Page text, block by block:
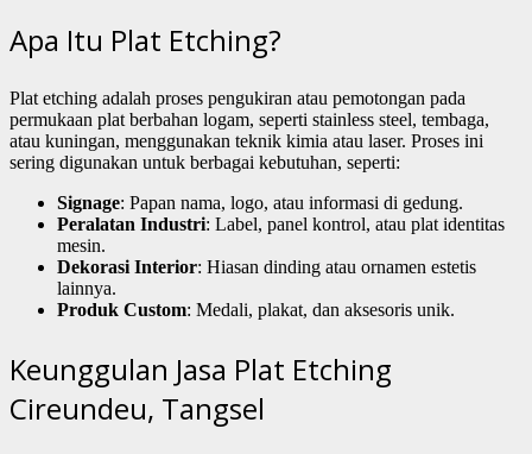
Apa Itu Plat Etching?
Plat etching adalah proses pengukiran atau pemotongan pada
permukaan plat berbahan logam, seperti stainless steel, tembaga,
atau kuningan, menggunakan teknik kimia atau laser. Proses ini
sering digunakan untuk berbagai kebutuhan, seperti:
Signage: Papan nama, logo, atau informasi di gedung.
Peralatan Industri: Label, panel kontrol, atau plat identitas
mesin.
Dekorasi Interior: Hiasan dinding atau ornamen estetis
lainnya.
Produk Custom: Medali, plakat, dan aksesoris unik.
Keunggulan Jasa Plat Etching
Cireundeu, Tangsel